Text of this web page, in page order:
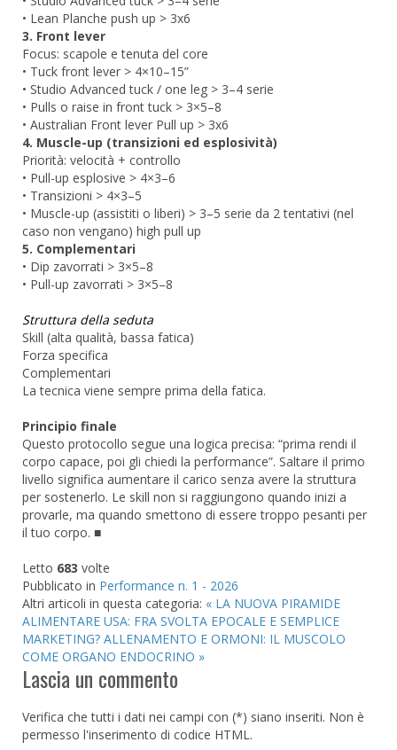
• Lean Planche push up > 3x6
3. Front lever
Focus: scapole e tenuta del core
• Tuck front lever > 4×10–15”
• Studio Advanced tuck / one leg > 3–4 serie
• Pulls o raise in front tuck > 3×5–8
• Australian Front lever Pull up > 3x6
4. Muscle-up (transizioni ed esplosività)
Priorità: velocità + controllo
• Pull-up esplosive > 4×3–6
• Transizioni > 4×3–5
• Muscle-up (assistiti o liberi) > 3–5 serie da 2 tentativi (nel
caso non vengano) high pull up
5. Complementari
• Dip zavorrati > 3×5–8
• Pull-up zavorrati > 3×5–8
Struttura della seduta
Skill (alta qualità, bassa fatica)
Forza specifica
Complementari
La tecnica viene sempre prima della fatica.
Principio finale
Questo protocollo segue una logica precisa: “prima rendi il
corpo capace, poi gli chiedi la performance”. Saltare il primo
livello significa aumentare il carico senza avere la struttura
per sostenerlo. Le skill non si raggiungono quando inizi a
provarle, ma quando smettono di essere troppo pesanti per
il tuo corpo. ■
Letto 683 volte
Pubblicato in Performance n. 1 - 2026
Altri articoli in questa categoria: « LA NUOVA PIRAMIDE
ALIMENTARE USA: FRA SVOLTA EPOCALE E SEMPLICE
MARKETING? ALLENAMENTO E ORMONI: IL MUSCOLO
COME ORGANO ENDOCRINO »
Lascia un commento
Verifica che tutti i dati nei campi con (*) siano inseriti. Non è
permesso l'inserimento di codice HTML.